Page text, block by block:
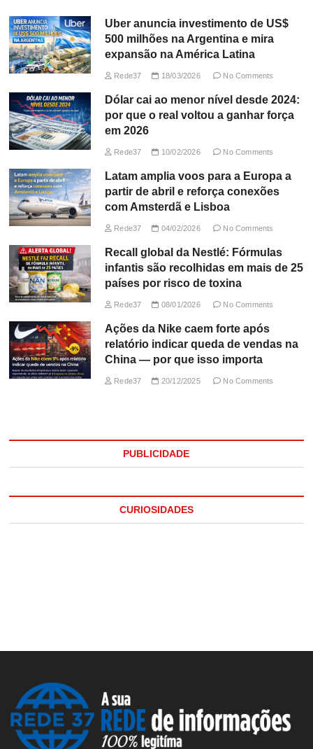
Uber anuncia investimento de US$
500 milhões na Argentina e mira
expansão na América Latina
Rede37 18/03/2026 No Comments
Dólar cai ao menor nível desde 2024:
por que o real voltou a ganhar força
em 2026
Rede37 10/02/2026 No Comments
Latam amplia voos para a Europa a
partir de abril e reforça conexões
com Amsterdã e Lisboa
Rede37 04/02/2026 No Comments
Recall global da Nestlé: Fórmulas
infantis são recolhidas em mais de 25
países por risco de toxina
Rede37 08/01/2026 No Comments
Ações da Nike caem forte após
relatório indicar queda de vendas na
China — por que isso importa
Rede37 20/12/2025 No Comments
PUBLICIDADE
CURIOSIDADES